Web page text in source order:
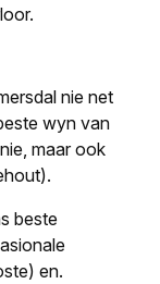
nie net
wyn van
maar ook
beste
en.